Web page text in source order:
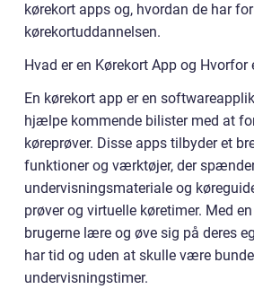
kørekort apps og, hvordan de har
kørekortuddannelsen.
Hvad er en Kørekort App og Hvorfor
En kørekort app er en
hjælpe kommende bilister med at
køreprøver. Disse apps tilbyder et
funktioner og værktøjer, der
undervisningsmateriale og
prøver og virtuelle køretimer. Med
brugerne lære og øve sig på deres
har tid og uden at skulle være
undervisningstimer.